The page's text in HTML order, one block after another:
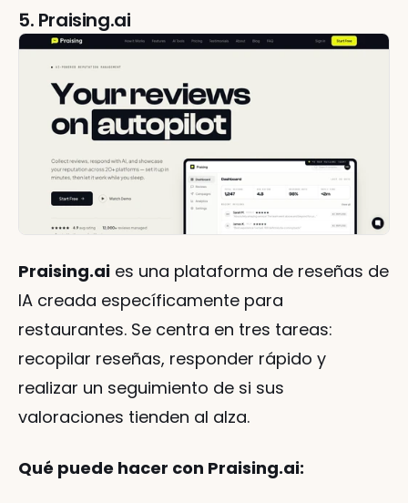
5. Praising.ai
Praising.ai es una plataforma de reseñas de
IA creada específicamente para
restaurantes. Se centra en tres tareas:
recopilar reseñas, responder rápido y
realizar un seguimiento de si sus
valoraciones tienden al alza.
Qué puede hacer con Praising.ai: